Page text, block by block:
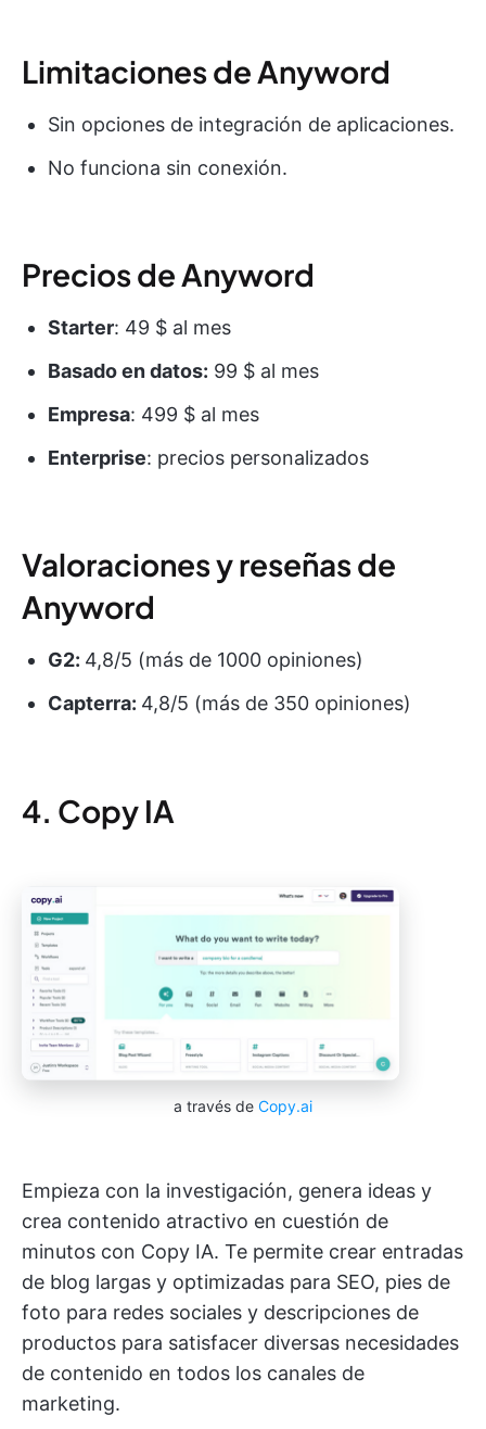
Limitaciones de Anyword
Sin opciones de integración de aplicaciones.
No funciona sin conexión.
Precios de Anyword
Starter: 49 $ al mes
Basado en datos: 99 $ al mes
Empresa: 499 $ al mes
Enterprise: precios personalizados
Valoraciones y reseñas de
Anyword
G2: 4,8/5 (más de 1000 opiniones)
Capterra: 4,8/5 (más de 350 opiniones)
4. Copy IA
a través de Copy.ai
Empieza con la investigación, genera ideas y
crea contenido atractivo en cuestión de
minutos con Copy IA. Te permite crear entradas
de blog largas y optimizadas para SEO, pies de
foto para redes sociales y descripciones de
productos para satisfacer diversas necesidades
de contenido en todos los canales de
marketing.